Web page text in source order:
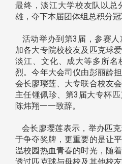
最终，淡江大学校友队以总
雄，夺下本届团体组总积分冠
活动举办到第3届，参赛
加各大专院校校友及匹克球
淡江、文化、成大等多所名
烈。今年大会司仪由彭丽龄
会长廖璎莲、大专联合校友
主任锺佩珍、第3届大专杯
陈炜翔一一致辞。
会长廖璎莲表示，举办匹
于争夺奖牌，更重要的是让
温校园热血青春的时光，随
透过匹克球与母校及其他校